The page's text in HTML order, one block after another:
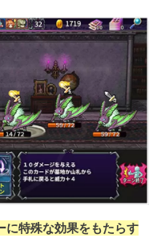
特殊な効果をもたらす